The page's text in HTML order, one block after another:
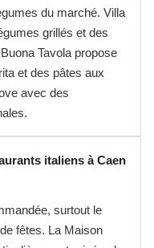
du marché. Villa
grillés et des
Tavola propose
et des pâtes aux
avec des
italiens à Caen
surtout le
fêtes. La Maison